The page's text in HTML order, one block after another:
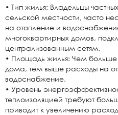
• Тип жилья: Владельцы
сельской местности, часто
на отопление и
многоквартирных домов,
централизованным сетям.
• Площадь жилья: Чем
дома, тем выше расходы на
водоснабжение.
• Уровень
теплоизоляцией требуют
приводит к увеличению